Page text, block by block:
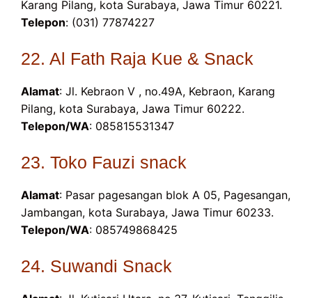
Karang Pilang, kota Surabaya, Jawa Timur 60221.
Telepon: (031) 77874227
22. Al Fath Raja Kue & Snack
Alamat: Jl. Kebraon V , no.49A, Kebraon, Karang
Pilang, kota Surabaya, Jawa Timur 60222.
Telepon/WA: 085815531347
23. Toko Fauzi snack
Alamat: Pasar pagesangan blok A 05, Pagesangan,
Jambangan, kota Surabaya, Jawa Timur 60233.
Telepon/WA: 085749868425
24. Suwandi Snack